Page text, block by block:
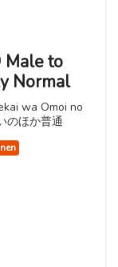
Male to
Normal
wa Omoi no
のほか普通